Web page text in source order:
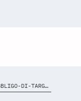
MONOPATTINI-A-ROMA-OBBLIGO-DI-TARGA-E-CASCO-DAL-17-MAGGIO-COSA-CAMBIA